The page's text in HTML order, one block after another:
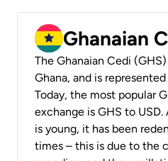
Ghanaian
The Ghanaian Cedi
Ghana, and is
Today, the most popular
exchange is GHS to
is young, it has been
times – this is due to the